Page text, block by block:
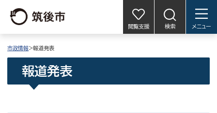
閲覧支援 検索 メニュー
市政情報>報道発表
報道発表